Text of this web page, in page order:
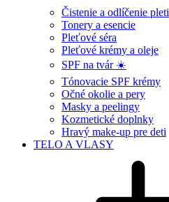
Čistenie a odlíčenie pleti
Tonery a esencie
Pleťové séra
Pleťové krémy a oleje
SPF na tvár ☀️
Tónovacie SPF krémy
Očné okolie a pery
Masky a peelingy
Kozmetické doplnky
Hravý make-up pre deti
TELO A VLASY